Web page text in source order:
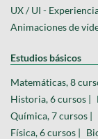
UX / UI -
Animaciones de
Estudios básicos
Matemáticas, 8
Historia, 6 cursos |
Química, 7 cursos |
Física, 6 cursos |